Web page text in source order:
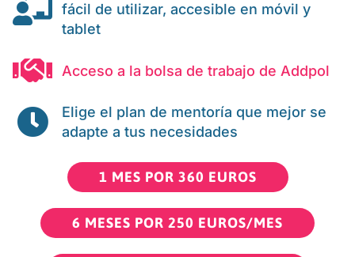
fácil de utilizar, accesible en móvil y
tablet
Acceso a la bolsa de trabajo de Addpol
Elige el plan de mentoría que mejor se
adapte a tus necesidades
1 MES POR 360 EUROS
6 MESES POR 250 EUROS/MES